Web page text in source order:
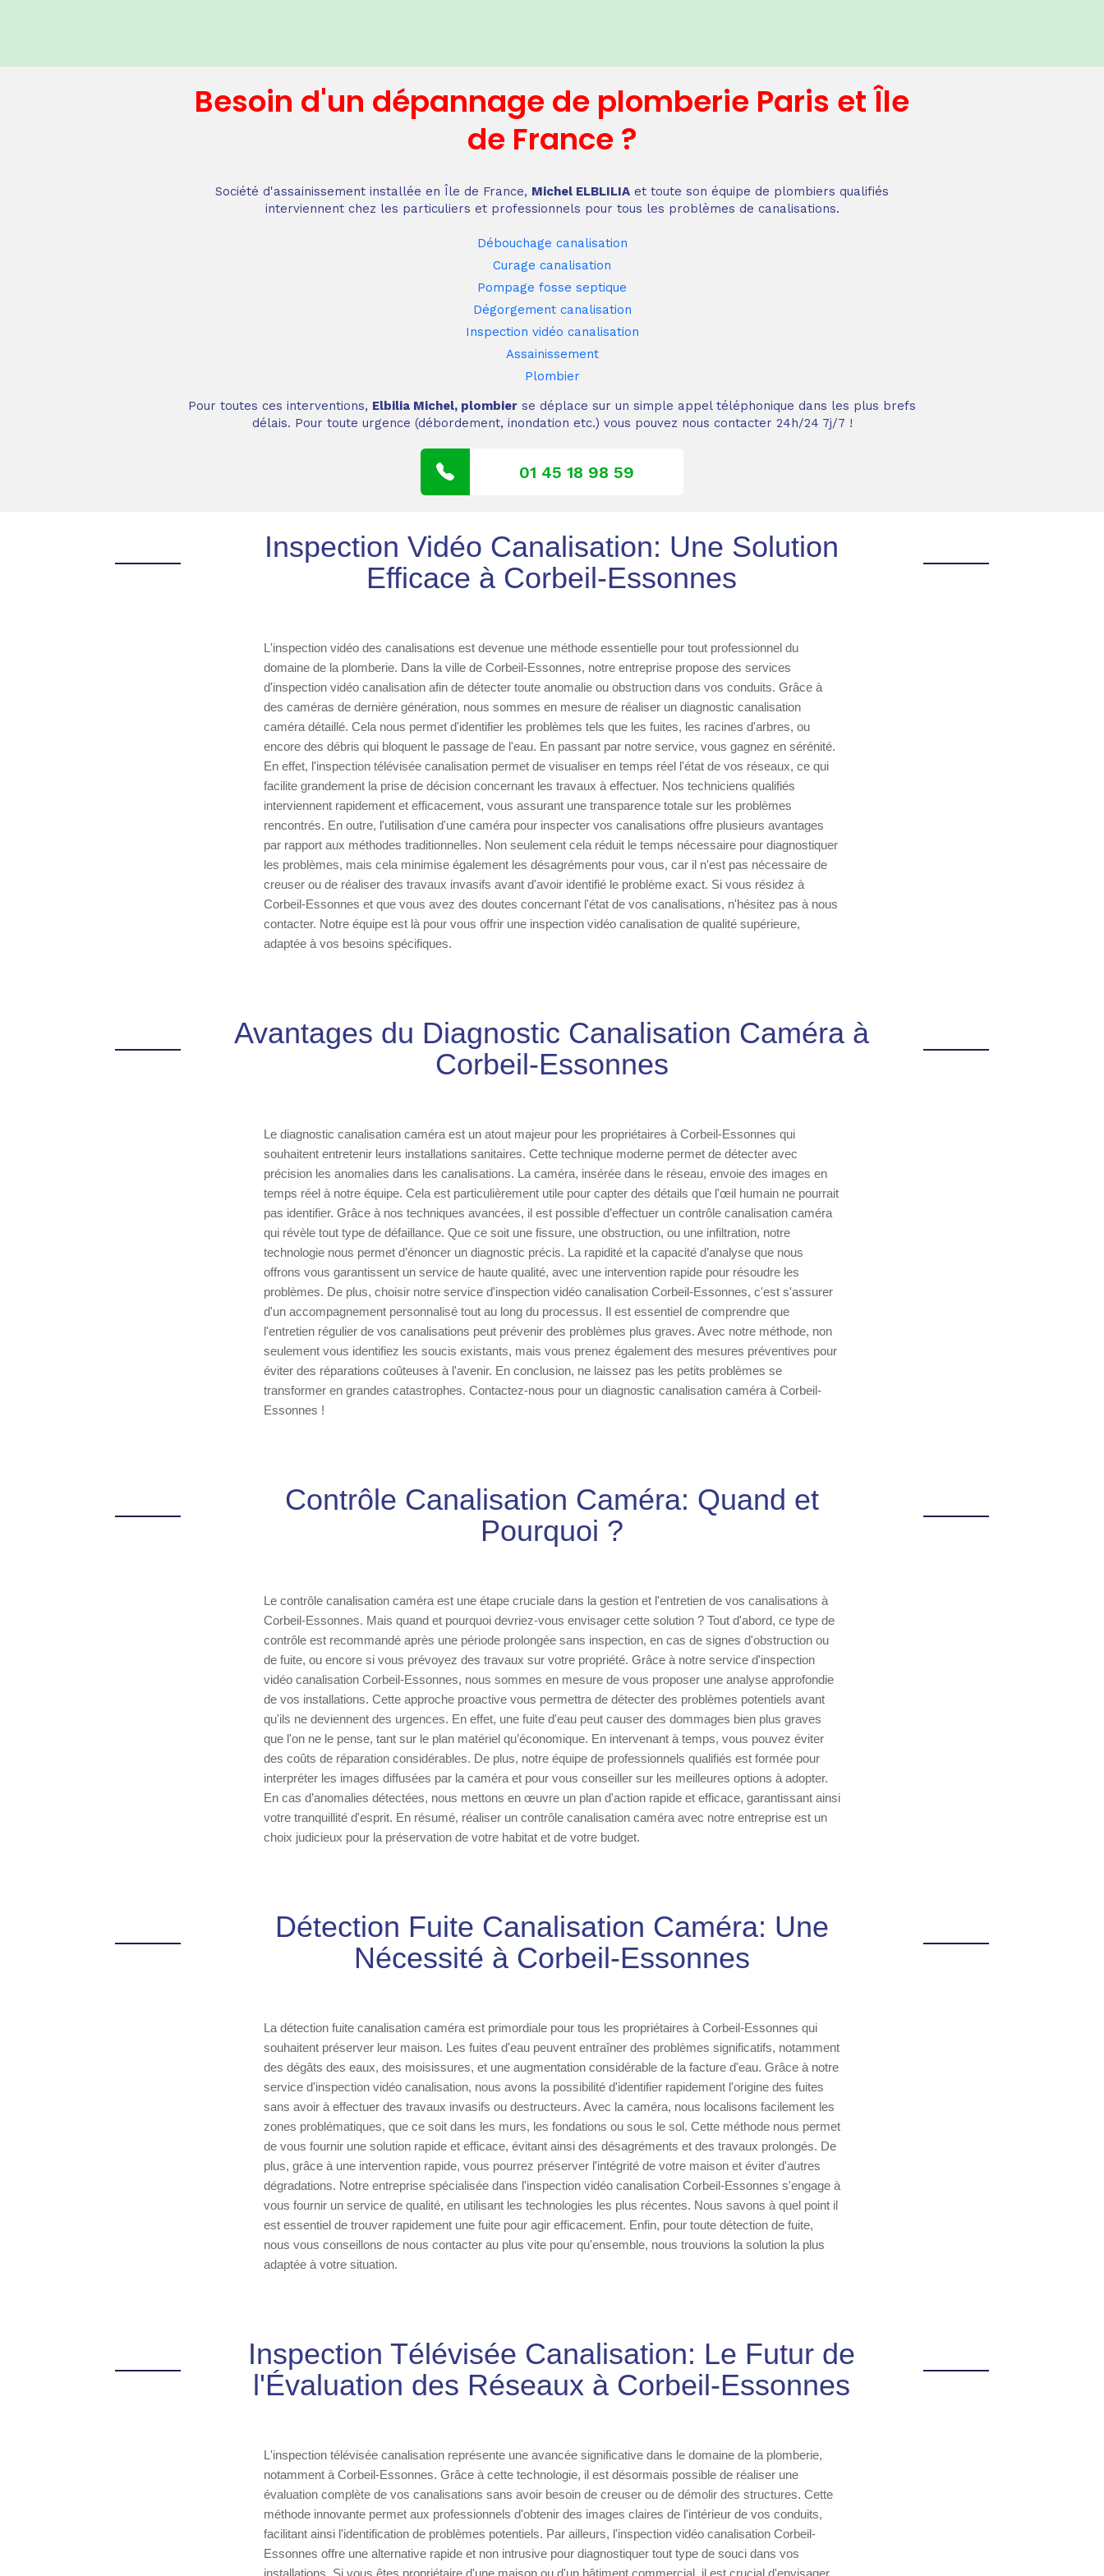
Besoin d'un dépannagede plomberie Paris et Île
de France?
Société d'assainissement installée en Île de France, Michel ELBLILIA et toute son équipe de plombiers qualifiés
interviennent chez les particuliers et professionnels pour tous les problèmes de canalisations.
Débouchage canalisation
Curage canalisation
Pompage fosse septique
Dégorgement canalisation
Inspection vidéo canalisation
Assainissement
Plombier
Pour toutes ces interventions, Elbilia Michel, plombier se déplace sur un simple appel téléphonique dans les plus brefs
délais. Pour toute urgence (débordement, inondation etc.) vous pouvez nous contacter 24h/24 7j/7 !
01 45 18 98 59
Inspection Vidéo Canalisation: Une Solution
Efficace à Corbeil-Essonnes
L'inspection vidéo des canalisations est devenue une méthode essentielle pour tout professionnel du
domaine de la plomberie. Dans la ville de Corbeil-Essonnes, notre entreprise propose des services
d'inspection vidéo canalisation afin de détecter toute anomalie ou obstruction dans vos conduits. Grâce à
des caméras de dernière génération, nous sommes en mesure de réaliser un diagnostic canalisation
caméra détaillé. Cela nous permet d'identifier les problèmes tels que les fuites, les racines d'arbres, ou
encore des débris qui bloquent le passage de l'eau. En passant par notre service, vous gagnez en sérénité.
En effet, l'inspection télévisée canalisation permet de visualiser en temps réel l'état de vos réseaux, ce qui
facilite grandement la prise de décision concernant les travaux à effectuer. Nos techniciens qualifiés
interviennent rapidement et efficacement, vous assurant une transparence totale sur les problèmes
rencontrés. En outre, l'utilisation d'une caméra pour inspecter vos canalisations offre plusieurs avantages
par rapport aux méthodes traditionnelles. Non seulement cela réduit le temps nécessaire pour diagnostiquer
les problèmes, mais cela minimise également les désagréments pour vous, car il n'est pas nécessaire de
creuser ou de réaliser des travaux invasifs avant d'avoir identifié le problème exact. Si vous résidez à
Corbeil-Essonnes et que vous avez des doutes concernant l'état de vos canalisations, n'hésitez pas à nous
contacter. Notre équipe est là pour vous offrir une inspection vidéo canalisation de qualité supérieure,
adaptée à vos besoins spécifiques.
Avantages du Diagnostic Canalisation Caméra à
Corbeil-Essonnes
Le diagnostic canalisation caméra est un atout majeur pour les propriétaires à Corbeil-Essonnes qui
souhaitent entretenir leurs installations sanitaires. Cette technique moderne permet de détecter avec
précision les anomalies dans les canalisations. La caméra, insérée dans le réseau, envoie des images en
temps réel à notre équipe. Cela est particulièrement utile pour capter des détails que l'œil humain ne pourrait
pas identifier. Grâce à nos techniques avancées, il est possible d’effectuer un contrôle canalisation caméra
qui révèle tout type de défaillance. Que ce soit une fissure, une obstruction, ou une infiltration, notre
technologie nous permet d’énoncer un diagnostic précis. La rapidité et la capacité d’analyse que nous
offrons vous garantissent un service de haute qualité, avec une intervention rapide pour résoudre les
problèmes. De plus, choisir notre service d'inspection vidéo canalisation Corbeil-Essonnes, c'est s'assurer
d'un accompagnement personnalisé tout au long du processus. Il est essentiel de comprendre que
l'entretien régulier de vos canalisations peut prévenir des problèmes plus graves. Avec notre méthode, non
seulement vous identifiez les soucis existants, mais vous prenez également des mesures préventives pour
éviter des réparations coûteuses à l'avenir. En conclusion, ne laissez pas les petits problèmes se
transformer en grandes catastrophes. Contactez-nous pour un diagnostic canalisation caméra à Corbeil-
Essonnes !
Contrôle Canalisation Caméra: Quand et
Pourquoi ?
Le contrôle canalisation caméra est une étape cruciale dans la gestion et l'entretien de vos canalisations à
Corbeil-Essonnes. Mais quand et pourquoi devriez-vous envisager cette solution ? Tout d'abord, ce type de
contrôle est recommandé après une période prolongée sans inspection, en cas de signes d'obstruction ou
de fuite, ou encore si vous prévoyez des travaux sur votre propriété. Grâce à notre service d'inspection
vidéo canalisation Corbeil-Essonnes, nous sommes en mesure de vous proposer une analyse approfondie
de vos installations. Cette approche proactive vous permettra de détecter des problèmes potentiels avant
qu'ils ne deviennent des urgences. En effet, une fuite d'eau peut causer des dommages bien plus graves
que l'on ne le pense, tant sur le plan matériel qu’économique. En intervenant à temps, vous pouvez éviter
des coûts de réparation considérables. De plus, notre équipe de professionnels qualifiés est formée pour
interpréter les images diffusées par la caméra et pour vous conseiller sur les meilleures options à adopter.
En cas d’anomalies détectées, nous mettons en œuvre un plan d'action rapide et efficace, garantissant ainsi
votre tranquillité d'esprit. En résumé, réaliser un contrôle canalisation caméra avec notre entreprise est un
choix judicieux pour la préservation de votre habitat et de votre budget.
Détection Fuite Canalisation Caméra: Une
Nécessité à Corbeil-Essonnes
La détection fuite canalisation caméra est primordiale pour tous les propriétaires à Corbeil-Essonnes qui
souhaitent préserver leur maison. Les fuites d'eau peuvent entraîner des problèmes significatifs, notamment
des dégâts des eaux, des moisissures, et une augmentation considérable de la facture d'eau. Grâce à notre
service d'inspection vidéo canalisation, nous avons la possibilité d'identifier rapidement l'origine des fuites
sans avoir à effectuer des travaux invasifs ou destructeurs. Avec la caméra, nous localisons facilement les
zones problématiques, que ce soit dans les murs, les fondations ou sous le sol. Cette méthode nous permet
de vous fournir une solution rapide et efficace, évitant ainsi des désagréments et des travaux prolongés. De
plus, grâce à une intervention rapide, vous pourrez préserver l'intégrité de votre maison et éviter d'autres
dégradations. Notre entreprise spécialisée dans l'inspection vidéo canalisation Corbeil-Essonnes s'engage à
vous fournir un service de qualité, en utilisant les technologies les plus récentes. Nous savons à quel point il
est essentiel de trouver rapidement une fuite pour agir efficacement. Enfin, pour toute détection de fuite,
nous vous conseillons de nous contacter au plus vite pour qu'ensemble, nous trouvions la solution la plus
adaptée à votre situation.
Inspection Télévisée Canalisation: Le Futur de
l'Évaluation des Réseaux à Corbeil-Essonnes
L'inspection télévisée canalisation représente une avancée significative dans le domaine de la plomberie,
notamment à Corbeil-Essonnes. Grâce à cette technologie, il est désormais possible de réaliser une
évaluation complète de vos canalisations sans avoir besoin de creuser ou de démolir des structures. Cette
méthode innovante permet aux professionnels d'obtenir des images claires de l'intérieur de vos conduits,
facilitant ainsi l'identification de problèmes potentiels. Par ailleurs, l'inspection vidéo canalisation Corbeil-
Essonnes offre une alternative rapide et non intrusive pour diagnostiquer tout type de souci dans vos
installations. Si vous êtes propriétaire d'une maison ou d'un bâtiment commercial, il est crucial d'envisager